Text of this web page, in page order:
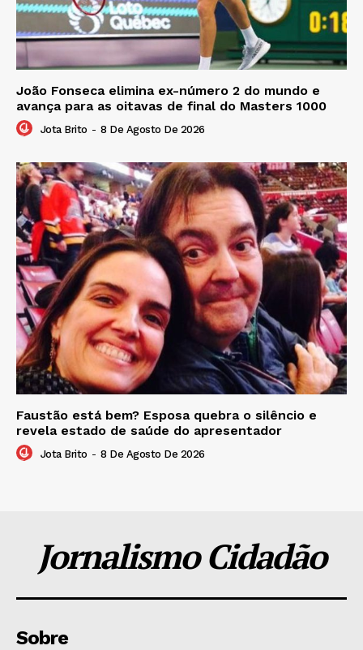
João Fonseca elimina ex-número 2 do mundo e
avança para as oitavas de final do Masters 1000
Jota Brito - 8 De Agosto De 2026
Faustão está bem? Esposa quebra o silêncio e
revela estado de saúde do apresentador
Jota Brito - 8 De Agosto De 2026
Jornalismo Cidadão
Sobre